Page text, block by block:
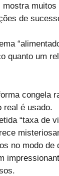
mostra
de
quanto um
congela
real é usado.
“taxa de
no modo de